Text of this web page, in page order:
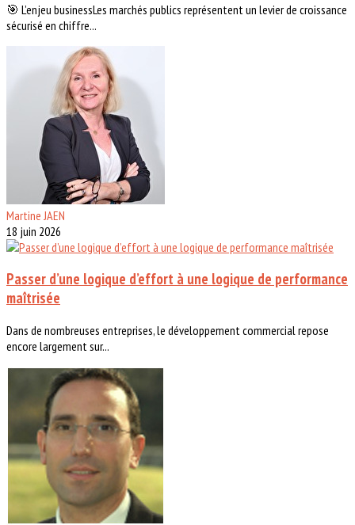
🎯 L’enjeu businessLes marchés publics représentent un levier de croissance
sécurisé en chiffre...
Martine JAEN
18 juin 2026
Passer d’une logique d’effort à une logique de performance
maîtrisée
Dans de nombreuses entreprises, le développement commercial repose
encore largement sur...